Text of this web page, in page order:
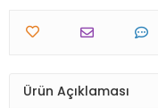
Ürün Açıklaması